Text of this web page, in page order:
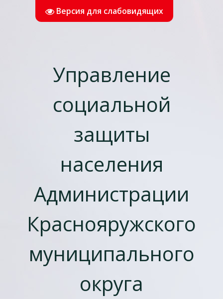
Версия для слабовидящих
Управление
социальной
защиты
населения
Администрации
Краснояружского
муниципального
округа